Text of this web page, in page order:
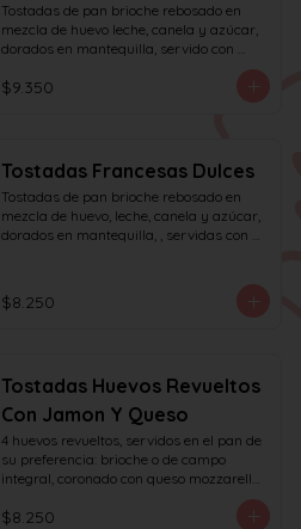
Tostadas de pan brioche rebosado en
mezcla de huevo leche, canela y azúcar,
dorados en mantequilla, servido con
huevos revueltos, tocino y miel de maple.
$9.350
Tostadas Francesas Dulces
Tostadas de pan brioche rebosado en
mezcla de huevo, leche, canela y azúcar,
dorados en mantequilla, , servidas con
$8.250
Tostadas Huevos Revueltos
Con Jamon Y Queso
4 huevos revueltos, servidos en el pan de
su preferencia: brioche o de campo
integral, coronado con queso mozzarella
rallado y con jamón de pierna, decorado
con sésamo o ciboulette.
$8.250